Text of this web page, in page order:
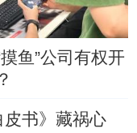
摸鱼”公司有权开
书》藏祸心